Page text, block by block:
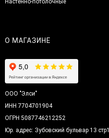
О МАГАЗИНЕ
ООО "Элси"
ИНН 7704701904
ОГРН 5087746212252
Юр. адрес: Зубовский бульвар 13 стр1